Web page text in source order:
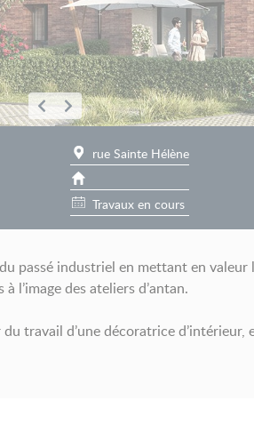
rue Sainte Hélène
Travaux en cours
passé industriel en mettant en
l’image des ateliers d’antan.
travail d’une décoratrice